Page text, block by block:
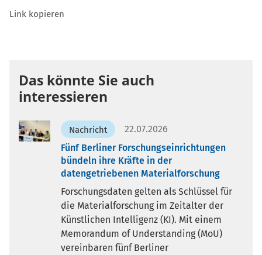
Link kopieren
Das könnte Sie auch
interessieren
Nachricht
22.07.2026
Fünf Berliner Forschungseinrichtungen
bündeln ihre Kräfte in der
datengetriebenen Materialforschung
Forschungsdaten gelten als Schlüssel für
die Materialforschung im Zeitalter der
Künstlichen Intelligenz (KI). Mit einem
Memorandum of Understanding (MoU)
vereinbaren fünf Berliner